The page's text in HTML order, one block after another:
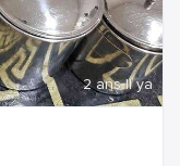
2 ans Il ya